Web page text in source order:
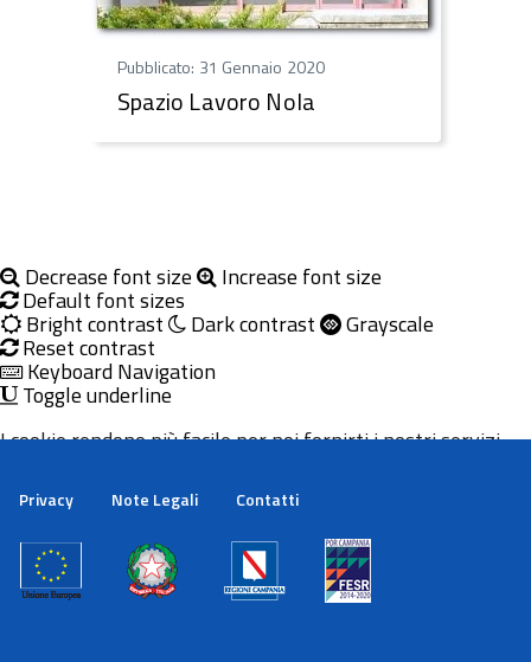
Pubblicato: 31 Gennaio 2020
Spazio Lavoro Nola
Decrease font size Increase font size
Default font sizes
Bright contrast Dark contrast Grayscale
Reset contrast
Keyboard Navigation
Toggle underline
Privacy Note Legali Contatti
I cookie rendono più facile per noi fornirti i nostri servizi.
cookie.
Maggiori informazioni